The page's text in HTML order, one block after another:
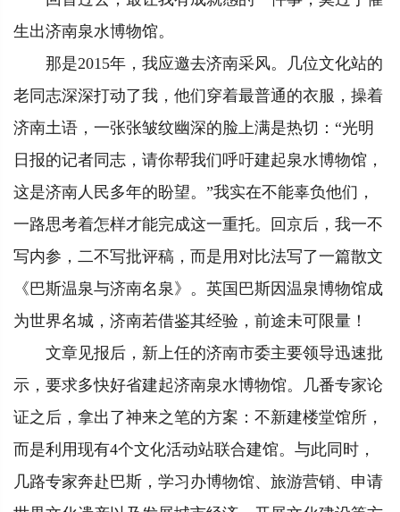
生出济南泉水博物馆。
那是2015年，我应邀去济南采风。几位文化站的
老同志深深打动了我，他们穿着最普通的衣服，操着
济南土语，一张张皱纹幽深的脸上满是热切：“光明
日报的记者同志，请你帮我们呼吁建起泉水博物馆，
这是济南人民多年的盼望。”我实在不能辜负他们，
一路思考着怎样才能完成这一重托。回京后，我一不
写内参，二不写批评稿，而是用对比法写了一篇散文
《巴斯温泉与济南名泉》。英国巴斯因温泉博物馆成
为世界名城，济南若借鉴其经验，前途未可限量！
文章见报后，新上任的济南市委主要领导迅速批
示，要求多快好省建起济南泉水博物馆。几番专家论
证之后，拿出了神来之笔的方案：不新建楼堂馆所，
而是利用现有4个文化活动站联合建馆。与此同时，
几路专家奔赴巴斯，学习办博物馆、旅游营销、申请